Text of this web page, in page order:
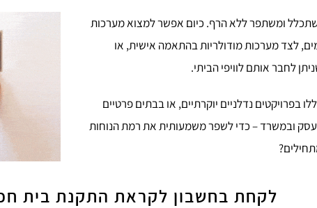
ומשתפר ללא הרף. כיום אפשר למצוא מערכות
לצד מערכות מודולריות בהתאמה אישית, או
לחבר אותם לוויפי הביתי.
בפרויקטים נדלניים יוקרתיים, או בבתים פרטיים
ובמשרד – כדי לשפר משמעותית את רמת הנוחות
לקחת בחשבון לקראת התקנת בית